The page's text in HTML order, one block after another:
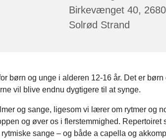
Birkevænget 40, 2680
Solrød Strand
børn og unge i alderen 12-16 år. Det er børn
vil blive endnu dygtigere til at synge.
og sange, ligesom vi lærer om rytmer og
og øver os i flerstemmighed. Repertoiret
sange – og både a capella og